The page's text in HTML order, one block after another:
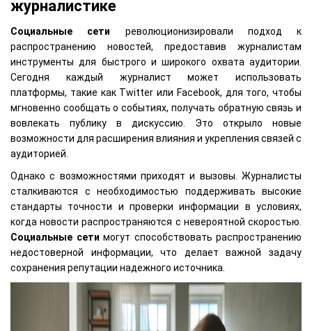
журналистике
Социальные сети революционизировали подход к
распространению новостей, предоставив журналистам
инструменты для быстрого и широкого охвата аудитории.
Сегодня каждый журналист может использовать
платформы, такие как Twitter или Facebook, для того, чтобы
мгновенно сообщать о событиях, получать обратную связь и
вовлекать публику в дискуссию. Это открыло новые
возможности для расширения влияния и укрепления связей с
аудиторией.
Однако с возможностями приходят и вызовы. Журналисты
сталкиваются с необходимостью поддерживать высокие
стандарты точности и проверки информации в условиях,
когда новости распространяются с невероятной скоростью.
Социальные сети могут способствовать распространению
недостоверной информации, что делает важной задачу
сохранения репутации надежного источника.